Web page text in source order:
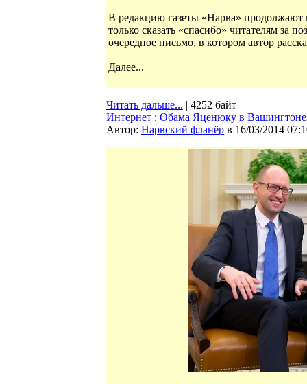
В редакцию газеты «Нарва» продолжают
только сказать «спасибо» читателям
очередное письмо, в котором автор
Далее...
Читать дальше... | 4252 байт
Интернет : Обама Яценюку в Вашингтоне:
Автор: Нарвский фланёр в 16/03/2014